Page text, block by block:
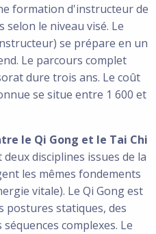
formation d'instructeur de
le niveau visé. Le
se prépare en un
Le parcours complet
dure trois ans. Le coût
se situe entre 1 600 et
le Qi Gong et le Tai Chi
disciplines issues de la
les mêmes fondements
vitale). Le Qi Gong est
postures statiques, des
complexes. Le